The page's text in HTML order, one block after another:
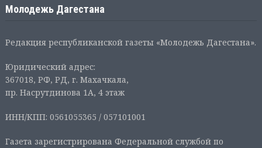
Молодежь Дагестана
Редакция республиканской газеты «Молодежь Дагестана».
Юридический адрес:
367018, РФ, РД, г. Махачкала,
пр. Насрутдинова 1А, 4 этаж
ИНН/КПП: 0561055365 / 057101001
Газета зарегистрирована Федеральной службой по